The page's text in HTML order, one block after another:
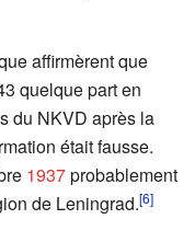
affirmèrent que
quelque part en
du NKVD après la
était fausse.
1937probablement
de Leningrad.[6]